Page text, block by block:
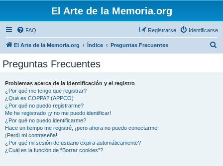
El Arte de la Memoria.org
FAQ Identificarse
Registrarse
El Arte de la Memoria.org Índice Preguntas Frecuentes
Preguntas Frecuentes
Problemas acerca de la identificación y el registro
¿Por qué me tengo que registrar?
¿Qué es COPPA? (APPCO)
¿Por qué no puedo registrarme?
Me he registrado ¡y no me puedo identificar!
¿Por qué no puedo identificarme?
Hace un tiempo me registré, ¡pero ahora no puedo conectarme!
¡Perdí mi contraseña!
¿Por qué mi sesión de usuario expira automáticamente?
¿Cuál es la función de “Borrar cookies”?